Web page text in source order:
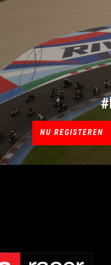
NU REGISTEREN